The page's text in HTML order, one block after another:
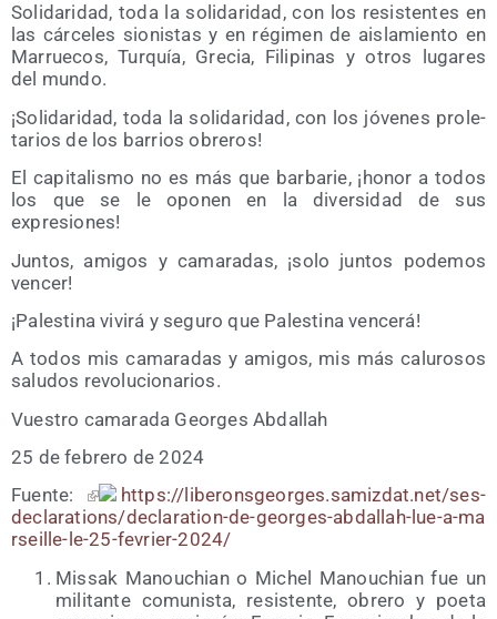
Soli­da­ri­dad, toda la soli­da­ri­dad, con los resis­ten­tes en
las cár­ce­les sio­nis­tas y en régi­men de ais­la­mien­to en
Marrue­cos, Tur­quía, Gre­cia, Fili­pi­nas y otros luga­res
del mundo.
¡Soli­da­ri­dad, toda la soli­da­ri­dad, con los jóve­nes pro­le­
ta­rios de los barrios obreros!
El capi­ta­lis­mo no es más que bar­ba­rie, ¡honor a todos
los que se le opo­nen en la diver­si­dad de sus
expresiones!
Jun­tos, ami­gos y cama­ra­das, ¡solo jun­tos pode­mos
vencer!
¡Pales­ti­na vivi­rá y segu­ro que Pales­ti­na vencerá!
A todos mis cama­ra­das y ami­gos, mis más calu­ro­sos
salu­dos revolucionarios.
Vues­tro cama­ra­da Geor­ges Abdallah
25 de febre­ro de 2024
Fuen­te:
https://​libe​rons​geor​ges​.samiz​dat​.net/​s​e​s​-​
d​e​c​l​a​r​a​t​i​o​n​s​/​d​e​c​l​a​r​a​t​i​o​n​-​d​e​-​g​e​o​r​g​e​s​-​a​b​d​a​l​l​a​h​-​l​u​e​-​a​-​m​a​
r​s​e​i​l​l​e​-​l​e​-​2​5​-​f​e​v​r​i​e​r​-​2​0​24/
Mis­sak Manou­chian o Michel Manou­chian fue un
mili­tan­te comu­nis­ta, resis­ten­te, obre­ro y poe­ta